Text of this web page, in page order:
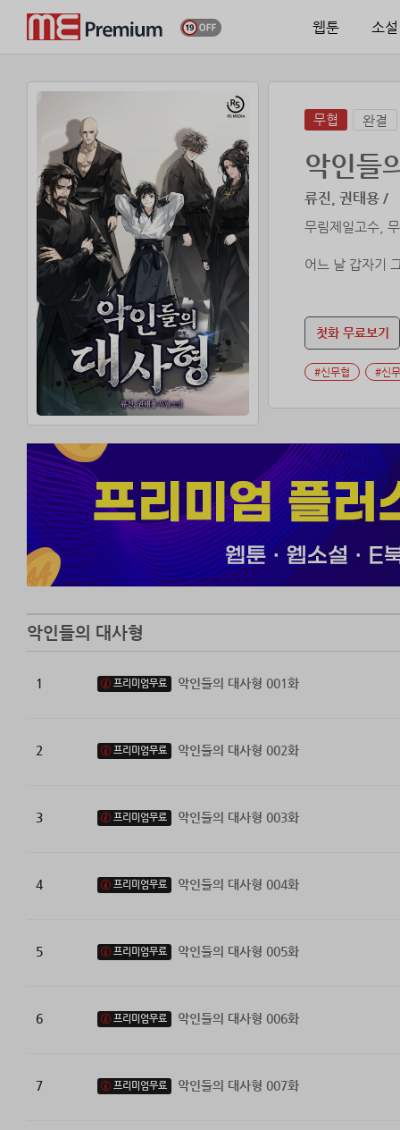
웹툰 소설
무협 완결
악인들
류진, 권태용 /
무림제일고수,
어느 날 갑자기
다섯 사제가 펼
첫화 무료보기
#신무협 #신
악인들의 대사형
1 프리미엄무료 악인들의 대사형 001화
2 프리미엄무료 악인들의 대사형 002화
3 프리미엄무료 악인들의 대사형 003화
4 프리미엄무료 악인들의 대사형 004화
5 프리미엄무료 악인들의 대사형 005화
6 프리미엄무료 악인들의 대사형 006화
7 프리미엄무료 악인들의 대사형 007화